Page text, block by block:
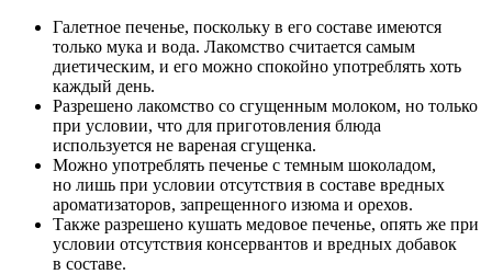
Галетное печенье, поскольку в его составе имеются
только мука и вода. Лакомство считается самым
диетическим, и его можно спокойно употреблять хоть
каждый день.
Разрешено лакомство со сгущенным молоком, но только
при условии, что для приготовления блюда
используется не вареная сгущенка.
Можно употреблять печенье с темным шоколадом,
но лишь при условии отсутствия в составе вредных
ароматизаторов, запрещенного изюма и орехов.
Также разрешено кушать медовое печенье, опять же при
условии отсутствия консервантов и вредных добавок
в составе.